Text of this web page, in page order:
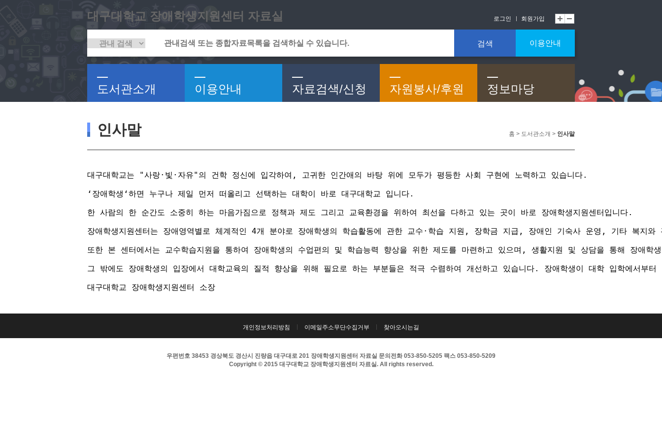
대구대학교 장애학생지원센터 자료실 로그인 회원가입
검색 이용안내
도서관소개 이용안내 자료검색/신청 자원봉사/후원 정보마당
인사말 홈 > 도서관소개 > 인사말
대구대학교는 "사랑·빛·자유"의 건학 정신에 입각하여, 고귀한 인간애의 바탕 위에 모두가 평등한 사회 구현에 노력하고 있습니다.
‘장애학생‘하면 누구나 제일 먼저 떠올리고 선택하는 대학이 바로 대구대학교 입니다.
한 사람의 한 순간도 소중히 하는 마음가짐으로 정책과 제도 그리고 교육환경을 위하여 최선을 다하고 있는 곳이 바로 장애학생지원센터입니다.
장애학생지원센터는 장애영역별로 체계적인 4개 분야로 장애학생의 학습활동에 관한 교수·학습 지원, 장학금 지급, 장애인 기숙사 운영, 기타 복
또한 본 센터에서는 교수학습지원을 통하여 장애학생의 수업편의 및 학습능력 향상을 위한 제도를 마련하고 있으며, 생활지원 및 상담을 통해 장애
그 밖에도 장애학생의 입장에서 대학교육의 질적 향상을 위해 필요로 하는 부분들은 적극 수렴하여 개선하고 있습니다. 장애학생이 대학 입학에서
대구대학교 장애학생지원센터 소장
개인정보처리방침 이메일주소무단수집거부 찾아오시는길
우편번호 38453 경상북도 경산시 진량읍 대구대로 201 장애학생지원센터 자료실 문의전화 053-850-5205 팩스 053-850-5209
Copyright © 2015 대구대학교 장애학생지원센터 자료실. All rights reserved.